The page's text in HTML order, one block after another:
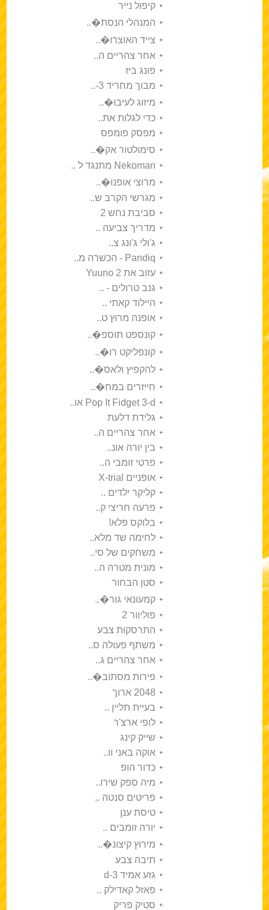
קיפול נייר
המנהלי הנסת�..
צייד האוצרו�..
אחר צהריים ה..
פונג ביז
מבוך מחריד 3-..
מיזוג לעיבו�..
כדי לגלות את..
מפסק פומפס
סימולטור אק�..
Nekoman מתנגד ל ..
מרוצי אופנו�..
מגרשי הקרב ש..
סביבת נחש 2
מדריך צביעה ..
ג'ולי ג'ונג צ..
Pandiq - הכשרה מ..
עזוב את Yuuno 2
גנב טרולים - ..
היילוד קאתי ..
אופנה מרוץ ט..
קונספט תוספ�..
קונפליקט רו�..
להקפיץ ולאס�..
חייזרים במח�..
Pop It Fidget 3-d או..
גלידת דלעת
אחר צהריים ה..
בין יורה אונ..
פרטי זומבי ה..
אופניים X-trial
קליקר ילדים ..
פרעה חריצי ק..
בלוקס פלא!
לחימה שד מלא..
משחקים של סי..
מונית מטרה ה..
סטן הבחור
קמעונאי גור�..
פוליוור 2
התרסקות צבע
משתף פעולה ס..
אחר צהריים ג..
פירות מסתוב�..
2048 ארוך
בעיית תליין ..
לופי ארצ'ר
שייק קינג
אוקה באני וו..
כדור הופ
מיה ספק שירו..
פריטים סנטה ..
טיסת ענן
יורה זומבים ..
מירוץ קיצונ�..
תיבה צבע
גזע אמיד 3-d
פאזל קאדילק ..
סטיק פריק